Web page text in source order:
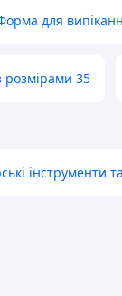
для
розмірами 35
інструменти